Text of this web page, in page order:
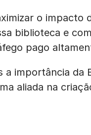
o impacto
biblioteca e
pago
a importância da
aliada na